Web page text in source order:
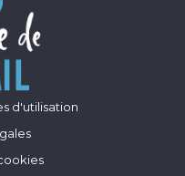
d'utilisation